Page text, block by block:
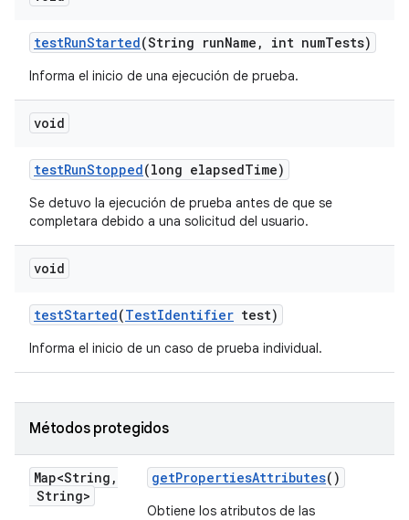
testRunStarted(String runName , int numTests)
Informa el inicio de una ejecución de prueba.
void
testRunStopped(long elapsedTime)
Se detuvo la ejecución de prueba antes de que se
completara debido a una solicitud del usuario.
void
testStarted(TestIdentifier test)
Informa el inicio de un caso de prueba individual.
Métodos protegidos
Map<String ,
String>
getPropertiesAttributes()
Obtiene los atributos de las